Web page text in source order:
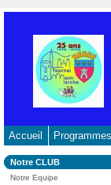
contenu
principal
-
Aller
à
Accueil
Dans
la
rubrique
Notre CLUB
Notre Equipe